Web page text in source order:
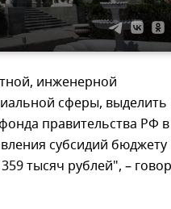
инженерной
сферы, выделить
правительства РФ
субсидий бюджету
тысяч рублей", –